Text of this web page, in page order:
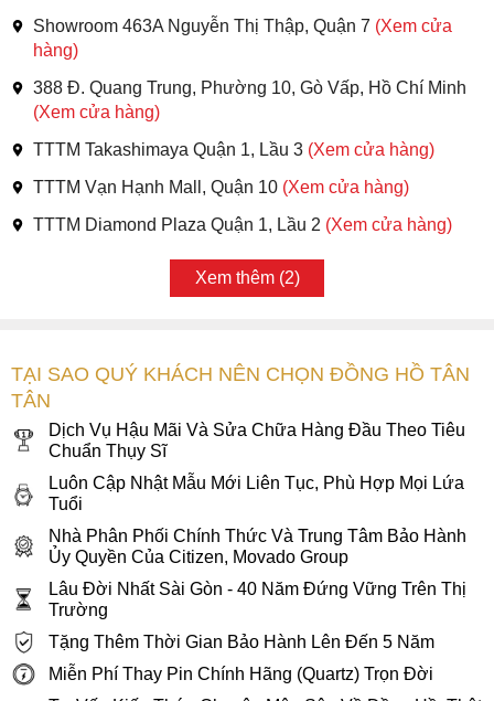
Showroom 463A Nguyễn Thị Thập, Quận 7 (Xem cửa
hàng)
388 Đ. Quang Trung, Phường 10, Gò Vấp, Hồ Chí Minh
(Xem cửa hàng)
TTTM Takashimaya Quận 1, Lầu 3 (Xem cửa hàng)
TTTM Vạn Hạnh Mall, Quận 10 (Xem cửa hàng)
TTTM Diamond Plaza Quận 1, Lầu 2 (Xem cửa hàng)
Xem thêm (2)
TẠI SAO QUÝ KHÁCH NÊN CHỌN ĐỒNG HỒ TÂN
TÂN
Dịch Vụ Hậu Mãi Và Sửa Chữa Hàng Đầu Theo Tiêu
Chuẩn Thụy Sĩ
Luôn Cập Nhật Mẫu Mới Liên Tục, Phù Hợp Mọi Lứa
Tuổi
Nhà Phân Phối Chính Thức Và Trung Tâm Bảo Hành
Ủy Quyền Của Citizen, Movado Group
Lâu Đời Nhất Sài Gòn - 40 Năm Đứng Vững Trên Thị
Trường
Tặng Thêm Thời Gian Bảo Hành Lên Đến 5 Năm
Miễn Phí Thay Pin Chính Hãng (Quartz) Trọn Đời